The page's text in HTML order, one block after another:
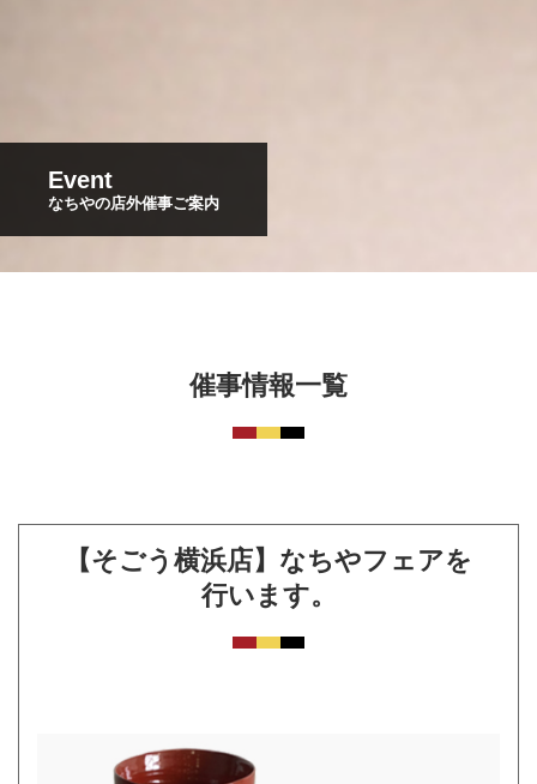
Event
なちやの店外催事ご案内
催事情報一覧
【そごう横浜店】なちやフェアを
行います。